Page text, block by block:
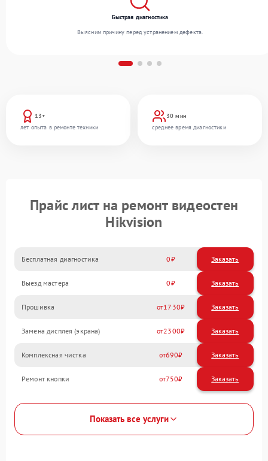
13+
лет опыта в ремонте техники
30 мин
среднее время диагностики
Быстрая диагностика
Выясним причину перед устранением дефекта.
Прайс лист на ремонт видеостен
Hikvision
Бесплатная диагностика 0 Заказать
Выезд мастера 0 Заказать
Прошивка 1730
Замена дисплея (экрана) 2300
Комплексная чистка 690
Ремонт кнопки 750
Показать все услуги